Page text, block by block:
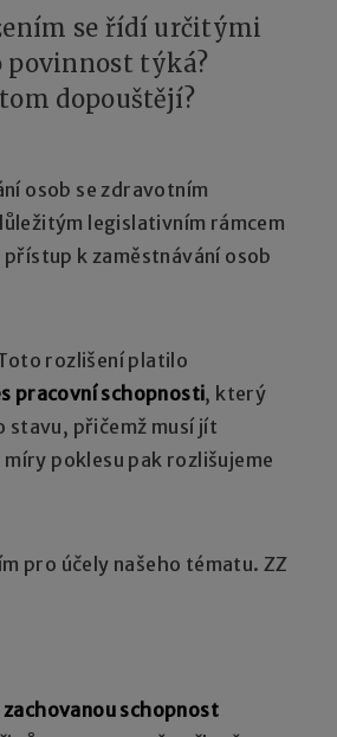
se řídí určitými
povinnost týká?
dopouštějí?
osob se zdravotním
legislativním rámcem
k zaměstnávání osob
rozlišení platilo
pracovní schopnosti, který
stavu, přičemž musí jít
míry poklesu pak rozlišujeme
pro účely našeho tématu. ZZ
zachovanou schopnost